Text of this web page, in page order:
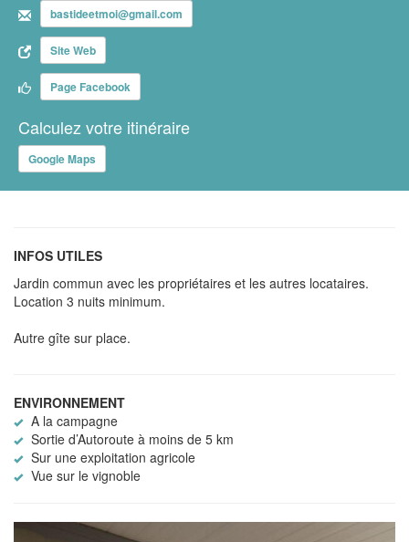
bastideetmoi@gmail.com
Site Web
Page Facebook
Calculez votre itinéraire
Google Maps
INFOS UTILES
Jardin commun avec les propriétaires et les autres locataires.
Location 3 nuits minimum.
Autre gîte sur place.
ENVIRONNEMENT
A la campagne
Sortie d’Autoroute à moins de 5 km
Sur une exploitation agricole
Vue sur le vignoble